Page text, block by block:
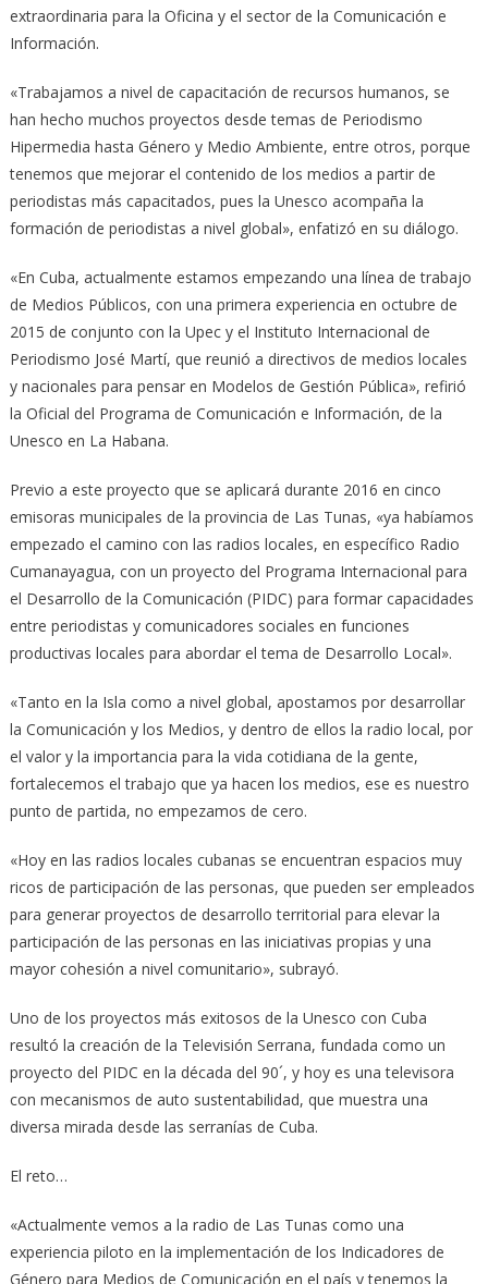
extraordinaria para la Oficina y el sector de la Comunicación e
Información.
«Trabajamos a nivel de capacitación de recursos humanos, se
han hecho muchos proyectos desde temas de Periodismo
Hipermedia hasta Género y Medio Ambiente, entre otros, porque
tenemos que mejorar el contenido de los medios a partir de
periodistas más capacitados, pues la Unesco acompaña la
formación de periodistas a nivel global», enfatizó en su diálogo.
«En Cuba, actualmente estamos empezando una línea de trabajo
de Medios Públicos, con una primera experiencia en octubre de
2015 de conjunto con la Upec y el Instituto Internacional de
Periodismo José Martí, que reunió a directivos de medios locales
y nacionales para pensar en Modelos de Gestión Pública», refirió
la Oficial del Programa de Comunicación e Información, de la
Unesco en La Habana.
Previo a este proyecto que se aplicará durante 2016 en cinco
emisoras municipales de la provincia de Las Tunas, «ya habíamos
empezado el camino con las radios locales, en específico Radio
Cumanayagua, con un proyecto del Programa Internacional para
el Desarrollo de la Comunicación (PIDC) para formar capacidades
entre periodistas y comunicadores sociales en funciones
productivas locales para abordar el tema de Desarrollo Local».
«Tanto en la Isla como a nivel global, apostamos por desarrollar
la Comunicación y los Medios, y dentro de ellos la radio local, por
el valor y la importancia para la vida cotidiana de la gente,
fortalecemos el trabajo que ya hacen los medios, ese es nuestro
punto de partida, no empezamos de cero.
«Hoy en las radios locales cubanas se encuentran espacios muy
ricos de participación de las personas, que pueden ser empleados
para generar proyectos de desarrollo territorial para elevar la
participación de las personas en las iniciativas propias y una
mayor cohesión a nivel comunitario», subrayó.
Uno de los proyectos más exitosos de la Unesco con Cuba
resultó la creación de la Televisión Serrana, fundada como un
proyecto del PIDC en la década del 90´, y hoy es una televisora
con mecanismos de auto sustentabilidad, que muestra una
diversa mirada desde las serranías de Cuba.
El reto…
«Actualmente vemos a la radio de Las Tunas como una
experiencia piloto en la implementación de los Indicadores de
Género para Medios de Comunicación en el país y tenemos la